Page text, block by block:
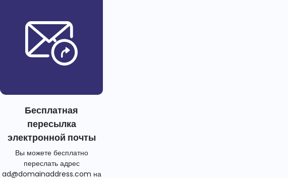
Бесплатная
пересылка
электронной почты
Вы можете бесплатно
переслать адрес
ad@domainaddress.com на